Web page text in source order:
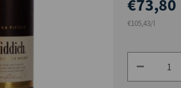
€73,80
€105,43/l